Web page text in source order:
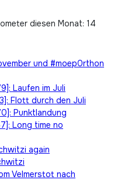
diesen Monat: 14
und #moep0rthon
Laufen im Juli
Flott durch den Juli
Punktlandung
Long time no
again
Velmerstot nach